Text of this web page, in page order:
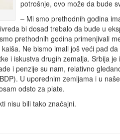
potrošnje, ovo može da bude
– Mi smo prethodnih godina
bi dosad trebalo da bude u
prethodnih godina primenjivali
Ne bismo imali još veći pad
i iskustva drugih zemalja. Srbija
i penzije su nam, relativno
U uporednim zemljama i u
odsto za plate.
nisu bili tako značajni.